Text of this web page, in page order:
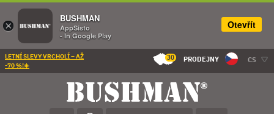
LETNÍ SLEVY VRCHOLÍ – AŽ
-70 %!☀️
30 PRODEJNY CS
×
BUSHMAN
AppSisto
- In Google Play
Otevřít